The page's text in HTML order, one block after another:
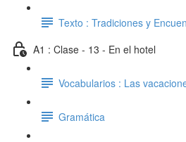
Texto : Tradiciones y
A1 : Clase - 13 - En el hotel
Vocabularios : Las
Gramática